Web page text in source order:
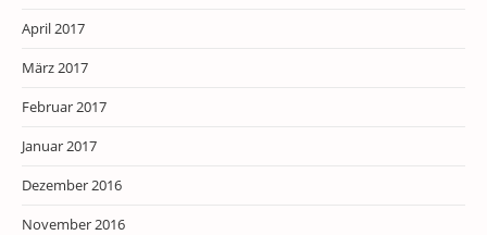
April 2017
März 2017
Februar 2017
Januar 2017
Dezember 2016
November 2016